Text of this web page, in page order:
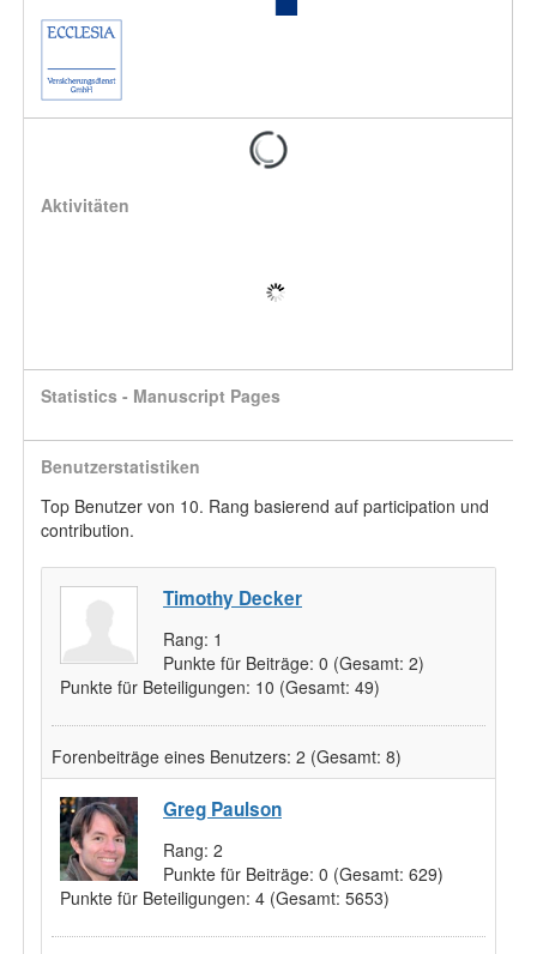
Aktivitäten
Statistics - Manuscript Pages
Benutzerstatistiken
Top Benutzer von 10. Rang basierend auf participation und
contribution.
Timothy Decker
Rang: 1
Punkte für Beiträge: 0 (Gesamt: 2)
Punkte für Beteiligungen: 10 (Gesamt: 49)
Forenbeiträge eines Benutzers: 2 (Gesamt: 8)
Greg Paulson
Rang: 2
Punkte für Beiträge: 0 (Gesamt: 629)
Punkte für Beteiligungen: 4 (Gesamt: 5653)